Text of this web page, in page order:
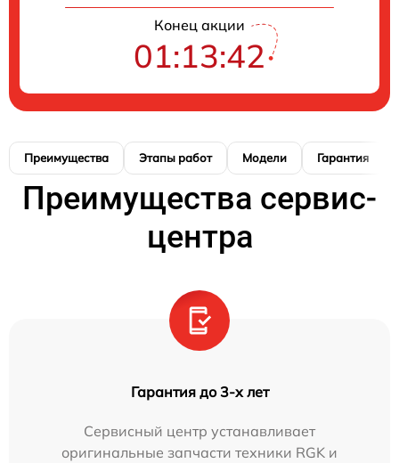
Конец акции
01:13:41
Преимущества Этапы работ Модели Гарантия
Преимущества сервис-
центра
Гарантия до 3-х лет
Сервисный центр устанавливает
оригинальные запчасти техники RGK и